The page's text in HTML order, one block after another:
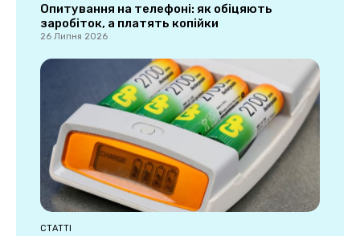
Опитування на телефоні: як обіцяють
заробіток, а платять копійки
26 Липня 2026
СТАТТІ